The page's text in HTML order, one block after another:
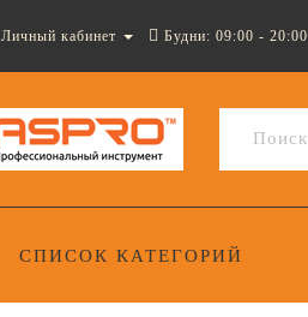
Личный кабинет Будни: 09:00 - 20:00
СПИСОК КАТЕГОРИЙ